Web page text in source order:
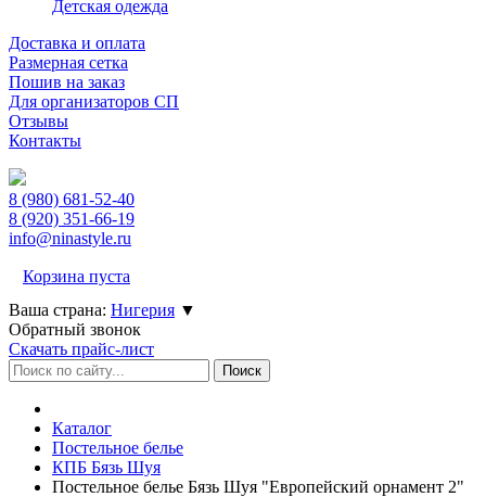
Детская одежда
Доставка и оплата
Размерная сетка
Пошив на заказ
Для организаторов СП
Отзывы
Контакты
8 (980) 681-52-40
8 (920) 351-66-19
info@ninastyle.ru
Корзина пуста
Ваша страна: Нигерия ▼
Обратный звонок
Скачать прайс-лист
Каталог
Постельное белье
КПБ Бязь Шуя
Постельное белье Бязь Шуя "Европейский орнамент 2"